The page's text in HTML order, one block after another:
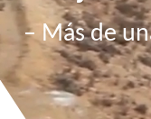
– Más de